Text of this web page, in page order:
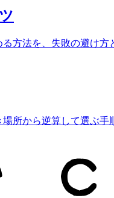
方法を、失敗の避け方
所から逆算して選ぶ手